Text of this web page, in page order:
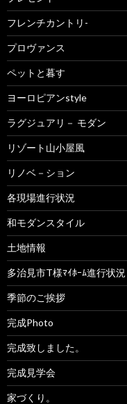
フレンチカントリ-
プロヴァンス
ペットと暮す
ヨーロピアンstyle
ラグジュアリ－ モダン
リゾート山小屋風
リノベ－ション
各現場進行状況
和モダンスタイル
土地情報
多治見市T様ﾏｲﾎｰﾑ進行状況
季節のご挨拶
完成Photo
完成致しました。
完成見学会
家づくり。